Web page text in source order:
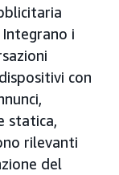
i
con
statica,
rilevanti
del